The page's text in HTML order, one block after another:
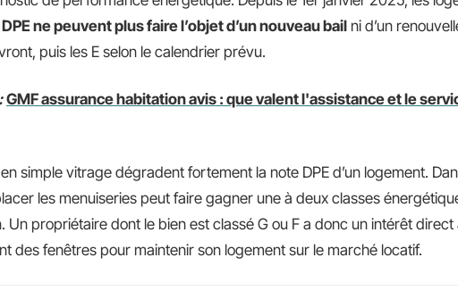
DPE ne peuvent plus faire l’objet d’un nouveau bail ni d’un
puis les E selon le calendrier prévu.
GMF assurance habitation avis : que valent l'assistance et le
simple vitrage dégradent fortement la note DPE d’un logement.
les menuiseries peut faire gagner une à deux classes
Un propriétaire dont le bien est classé G ou F a donc un intérêt direct
des fenêtres pour maintenir son logement sur le marché locatif.